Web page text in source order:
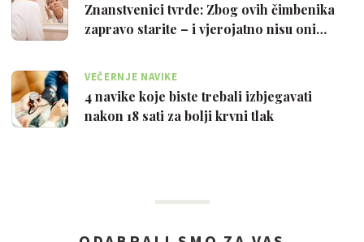
Znanstvenici tvrde: Zbog ovih čimbenika
zapravo starite – i vjerojatno nisu oni…
VEČERNJE NAVIKE
4 navike koje biste trebali izbjegavati
nakon 18 sati za bolji krvni tlak